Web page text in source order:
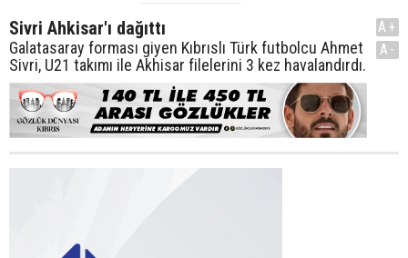
Sivri Ahkisar'ı dağıttı
Galatasaray forması giyen Kıbrıslı Türk futbolcu Ahmet
Sivri, U21 takımı ile Akhisar filelerini 3 kez havalandırdı.
A+
A-